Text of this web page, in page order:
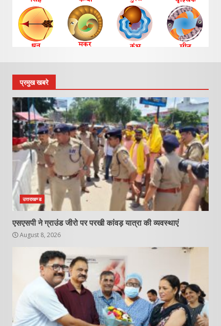
प्रमुख खबरे
उत्तराखण्ड
एसएसपी ने ग्राउंड जीरो पर परखी कांवड़ यात्रा की व्यवस्थाएं
August 8, 2026